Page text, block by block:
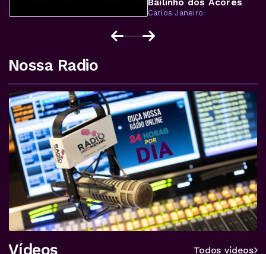
Carlos Janeiro
Nossa Radio
Vídeos Todos vídeos